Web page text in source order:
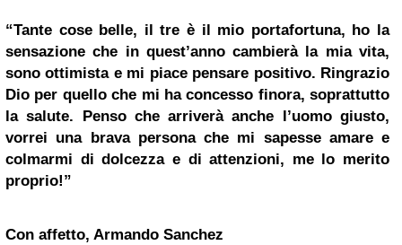
“Tante cose belle, il tre è il mio portafortuna, ho la
sensazione che in quest’anno cambierà la mia vita,
sono ottimista e mi piace pensare positivo. Ringrazio
Dio per quello che mi ha concesso finora, soprattutto
la salute. Penso che arriverà anche l’uomo giusto,
vorrei una brava persona che mi sapesse amare e
colmarmi di dolcezza e di attenzioni, me lo merito
proprio!”
Con affetto, Armando Sanchez